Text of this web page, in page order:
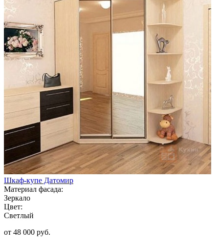
Шкаф-купе Датомир
Материал фасада:
Зеркало
Цвет:
Светлый
от 48 000 руб.